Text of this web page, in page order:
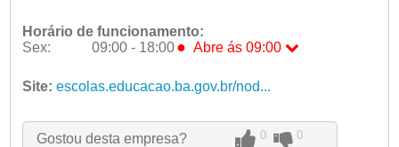
Horário de funcionamento:
Sex:
09:00 - 18:00 ● Abre ás 09:00
Ter:
09:00 - 18:00
Qui:
09:00 - 18:00
Sex:
09:00 - 18:00●Abre ás 09:00
Site: escolas.educacao.ba.gov.br/nod...
Gostou desta empresa? 0 0